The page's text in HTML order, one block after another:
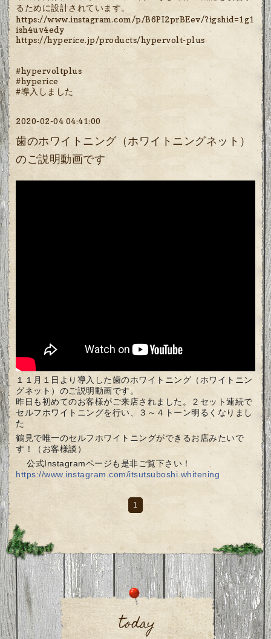
るために設計されています。
https://www.instagram.com/p/B6PI2prBEev/?igshid=1g1
ish4uv4edy
https://hyperice.jp/products/hypervolt-plus
#hypervoltplus
#hyperice
#導入しました
2020-02-04 04:41:00
歯のホワイトニング（ホワイトニングネット）
のご説明動画です
１１月１日より導入した歯のホワイトニング（ホワイトニン
グネット）のご説明動画です。
昨日も初めてのお客様がご来店されました。２セット連続で
セルフホワイトニングを行い、３～４トーン明るくなりまし
た
鶴見で唯一のセルフホワイトニングができるお店みたいで
す！（お客様談）
公式Instagramページも是非ご覧下さい！
https://www.instagram.com/itsutsuboshi.whitening
1
today